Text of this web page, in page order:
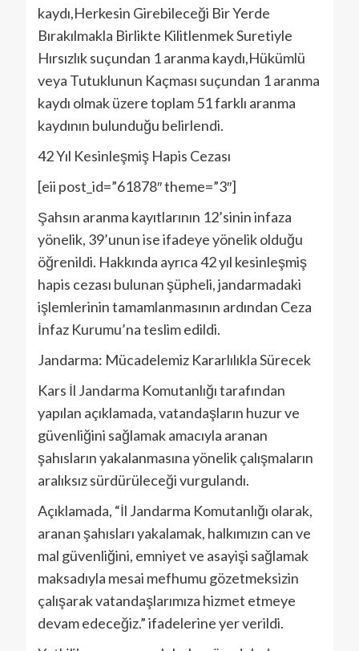
kaydı,Herkesin Girebileceği Bir Yerde
Bırakılmakla Birlikte Kilitlenmek Suretiyle
Hırsızlık suçundan 1 aranma kaydı,Hükümlü
veya Tutuklunun Kaçması suçundan 1 aranma
kaydı olmak üzere toplam 51 farklı aranma
kaydının bulunduğu belirlendi.
42 Yıl Kesinleşmiş Hapis Cezası
[eii post_id=”61878″ theme=”3″]
Şahsın aranma kayıtlarının 12’sinin infaza
yönelik, 39’unun ise ifadeye yönelik olduğu
öğrenildi. Hakkında ayrıca 42 yıl kesinleşmiş
hapis cezası bulunan şüpheli, jandarmadaki
işlemlerinin tamamlanmasının ardından Ceza
İnfaz Kurumu’na teslim edildi.
Jandarma: Mücadelemiz Kararlılıkla Sürecek
Kars İl Jandarma Komutanlığı tarafından
yapılan açıklamada, vatandaşların huzur ve
güvenliğini sağlamak amacıyla aranan
şahısların yakalanmasına yönelik çalışmaların
aralıksız sürdürüleceği vurgulandı.
Açıklamada, “İl Jandarma Komutanlığı olarak,
aranan şahısları yakalamak, halkımızın can ve
mal güvenliğini, emniyet ve asayişi sağlamak
maksadıyla mesai mefhumu gözetmeksizin
çalışarak vatandaşlarımıza hizmet etmeye
devam edeceğiz.” ifadelerine yer verildi.